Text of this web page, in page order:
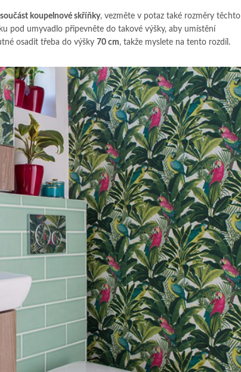
součást koupelnové skříňky, vezměte v potaz také rozměry těchto
pod umyvadlo připevněte do takové výšky, aby umístění
osadit třeba do výšky 70 cm, takže myslete na tento rozdíl.